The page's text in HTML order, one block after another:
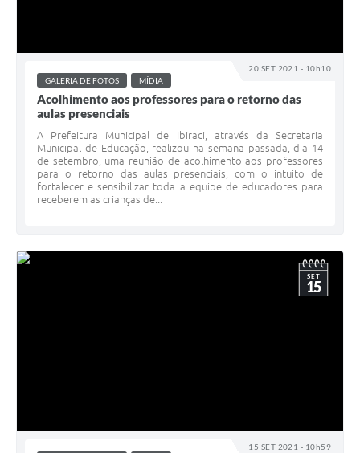
20 SET 2021 - 10h10
GALERIA DE FOTOS MÍDIA
Acolhimento aos professores para o retorno das
aulas presenciais
A Prefeitura Municipal de Ibiraci, através da Secretaria
Municipal de Educação, realizou na semana passada, dia 14
de setembro, uma reunião de acolhimento aos professores
para o retorno das aulas presenciais, com o intuito de
fortalecer e sensibilizar toda a equipe de educadores para
receberem as crianças de...
15 SET 2021 - 10h59
SET
15